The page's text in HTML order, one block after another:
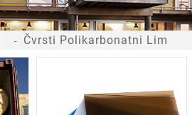
Čvrsti Polikarbonatni Lim